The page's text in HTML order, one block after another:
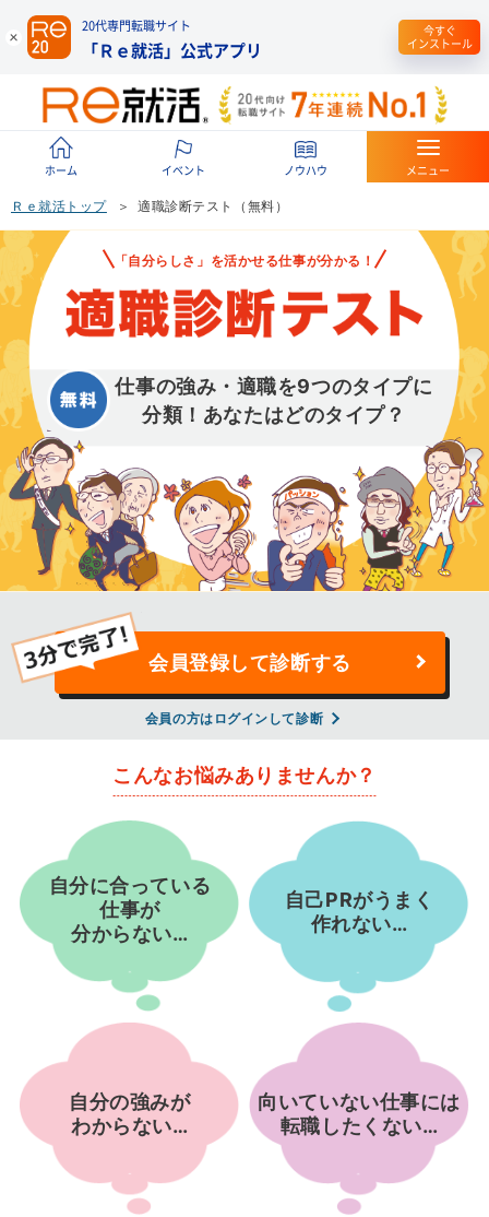
20代専門転職サイト
「Ｒｅ就活」公式アプリ
今すぐ
インストール
ホーム イベント ノウハウ メニュー
Ｒｅ就活トップ 適職診断テスト（無料）
「自分らしさ」を活かせる仕事が分かる！
仕事の強み・適職を9つのタイプに
分類！あなたはどのタイプ？
会員登録して診断する
会員の方はログインして診断
こんなお悩みありませんか？
自分に合っている
仕事が
分からない…
自己PRがうまく
作れない…
自分の強みが
わからない…
向いていない仕事には
転職したくない…